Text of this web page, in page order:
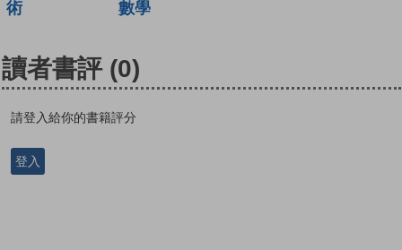
術 數學
讀者書評 (0)
請登入給你的書籍評分
登入